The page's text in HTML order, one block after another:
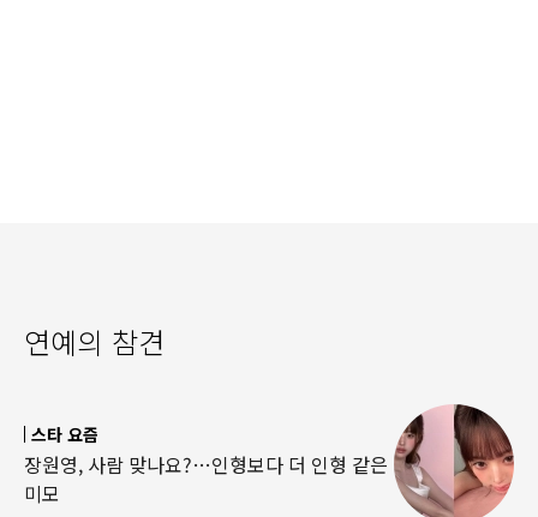
연예의 참견
스타 요즘
장원영, 사람 맞나요?…인형보다 더 인형 같은
미모